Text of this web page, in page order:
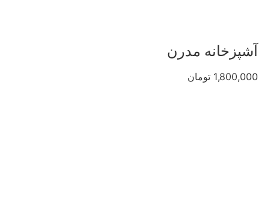
آشپزخانه مدرن
1,800,000 تومان